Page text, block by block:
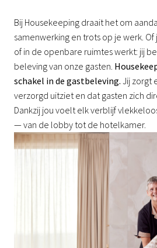
Bij Housekeeping draait het om
samenwerking en trots op je werk.
of in de openbare ruimtes werkt: jij
beleving van onze gasten.
schakel in de gastbeleving. Jij zorgt
verzorgd uitziet en dat gasten zich
Dankzij jou voelt elk verblijf
— van de lobby tot de hotelkamer.